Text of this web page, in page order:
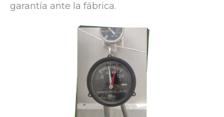
garantía ante la fábrica.